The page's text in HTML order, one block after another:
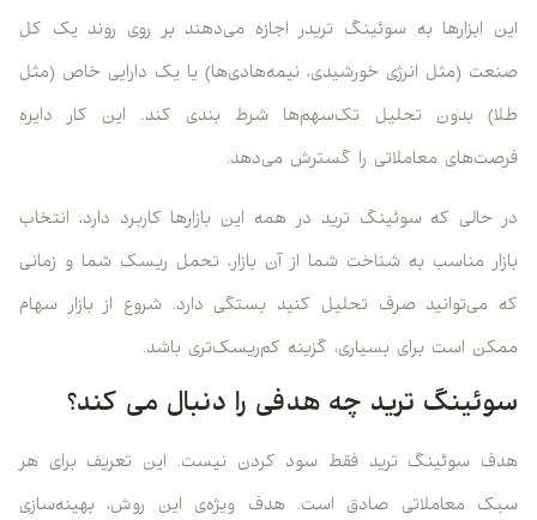
این ابزارها به سوئینگ تریدر اجازه می‌دهند بر روی روند یک کل
صنعت (مثل انرژی خورشیدی، نیمه‌هادی‌ها) یا یک دارایی خاص (مثل
طلا) بدون تحلیل تک‌سهم‌ها شرط بندی کند. این کار دایره
فرصت‌های معاملاتی را گسترش می‌دهد.
در حالی که سوئینگ ترید در همه این بازارها کاربرد دارد، انتخاب
بازار مناسب به شناخت شما از آن بازار، تحمل ریسک شما و زمانی
که می‌توانید صرف تحلیل کنید بستگی دارد. شروع از بازار سهام
ممکن است برای بسیاری، گزینه کم‌ریسک‌تری باشد.
سوئینگ ترید چه هدفی را دنبال می ‌کند؟
هدف سوئینگ ترید فقط سود کردن نیست. این تعریف برای هر
سبک معاملاتی صادق است. هدف ویژه‌ی این روش، بهینه‌سازی